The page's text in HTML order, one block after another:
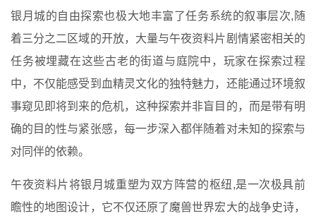
银月城的自由探索也极大地丰富了任务系统的叙事层次,随
着三分之二区域的开放，大量与午夜资料片剧情紧密相关的
任务被埋藏在这些古老的街道与庭院中，玩家在探索过程
中，不仅能感受到血精灵文化的独特魅力，还能通过环境叙
事窥见即将到来的危机，这种探索并非盲目的，而是带有明
确的目的性与紧张感，每一步深入都伴随着对未知的探索与
对同伴的依赖。
午夜资料片将银月城重塑为双方阵营的枢纽,是一次极具前
瞻性的地图设计，它不仅还原了魔兽世界宏大的战争史诗，